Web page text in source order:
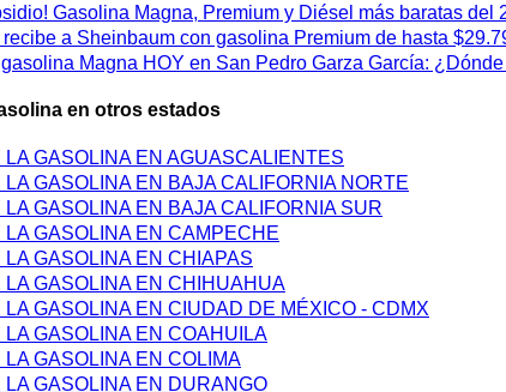
Gasolina Magna, Premium y Diésel más baratas
a Sheinbaum con gasolina Premium de hasta
Magna HOY en San Pedro Garza García:
en otros estados
LA GASOLINA EN AGUASCALIENTES
LA GASOLINA EN BAJA CALIFORNIA NORTE
LA GASOLINA EN BAJA CALIFORNIA SUR
LA GASOLINA EN CAMPECHE
LA GASOLINA EN CHIAPAS
LA GASOLINA EN CHIHUAHUA
LA GASOLINA EN CIUDAD DE MÉXICO - CDMX
LA GASOLINA EN COAHUILA
LA GASOLINA EN COLIMA
LA GASOLINA EN DURANGO